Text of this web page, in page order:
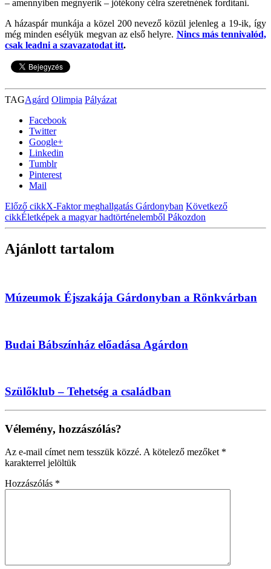
– amennyiben megnyerik – jótékony célra szeretnének fordítani.
A házaspár munkája a közel 200 nevező közül jelenleg a 19-ik, így
még minden esélyük megvan az első helyre. Nincs más tennivalód,
csak leadni a szavazatodat itt.
TAGAgárd Olimpia Pályázat
Facebook
Twitter
Google+
Linkedin
Tumblr
Pinterest
Mail
Előző cikkX-Faktor meghallgatás Gárdonyban Következő
cikkÉletképek a magyar hadtörténelemből Pákozdon
Ajánlott tartalom
Múzeumok Éjszakája Gárdonyban a Rönkvárban
Budai Bábszínház előadása Agárdon
Szülőklub – Tehetség a családban
Vélemény, hozzászólás?
Az e-mail címet nem tesszük közzé. A kötelező mezőket *
karakterrel jelöltük
Hozzászólás *